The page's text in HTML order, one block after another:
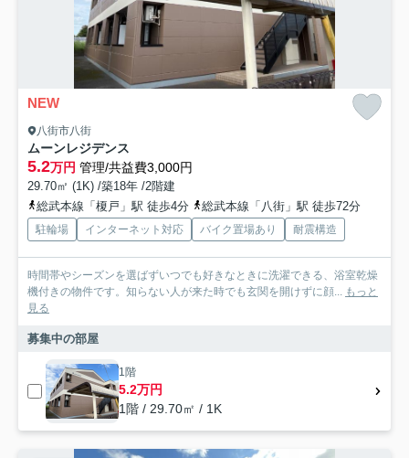
NEW
八街市八街
ムーンレジデンス
5.2万円 管理/共益費3,000円
29.70㎡ (1K) /築18年 /2階建
総武本線「榎戸」駅 徒歩4分
総武本線「八街」駅 徒歩72分
駐輪場 インターネット対応 バイク置場あり 耐震構造
時間帯やシーズンを選ばずいつでも好きなときに洗濯できる、浴室乾燥
機付きの物件です。知らない人が来た時でも玄関を開けずに顔... もっと
見る
募集中の部屋
1階
5.2万円
1階 / 29.70㎡ / 1K